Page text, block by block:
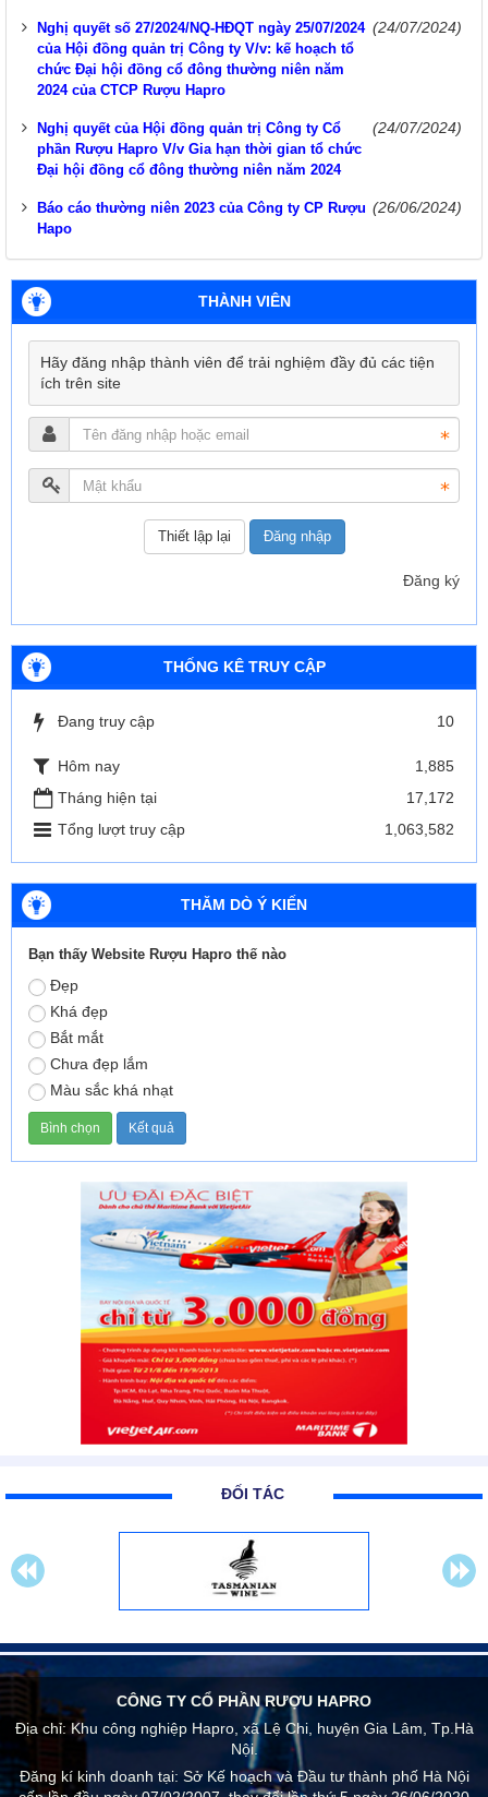
Nghị quyết số 27/2024/NQ-HĐQT ngày 25/07/2024
của Hội đồng quản trị Công ty V/v: kế hoạch tổ
chức Đại hội đồng cổ đông thường niên năm
2024 của CTCP Rượu Hapro
(24/07/2024)
Nghị quyết của Hội đồng quản trị Công ty Cổ
phần Rượu Hapro V/v Gia hạn thời gian tổ chức
Đại hội đồng cổ đông thường niên năm 2024
(24/07/2024)
Báo cáo thường niên 2023 của Công ty CP Rượu
Hapo
(26/06/2024)
THÀNH VIÊN
Hãy đăng nhập thành viên để trải nghiệm đầy đủ các tiện
ích trên site
Đăng nhập
Đăng ký
THỐNG KÊ TRUY CẬP
Đang truy cập 10
Hôm nay
1,885
Tháng hiện tại
17,172
Tổng lượt truy cập
1,063,582
THĂM DÒ Ý KIẾN
Bạn thấy Website Rượu Hapro thế nào
Đẹp
Khá đẹp
Bắt mắt
Chưa đẹp lắm
Màu sắc khá nhạt
ĐỐI TÁC
CÔNG TY CỔ PHẦN RƯỢU HAPRO
Địa chỉ:Khu công nghiệp Hapro, xã Lệ Chi, huyện Gia Lâm, Tp.Hà
Nội.
Đăng kí kinh doanh tại: Sở Kế hoạch và Đầu tư thành phố Hà Nội